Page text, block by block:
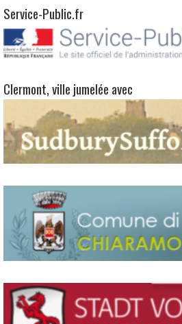
Service-Public.fr
Clermont, ville jumelée avec